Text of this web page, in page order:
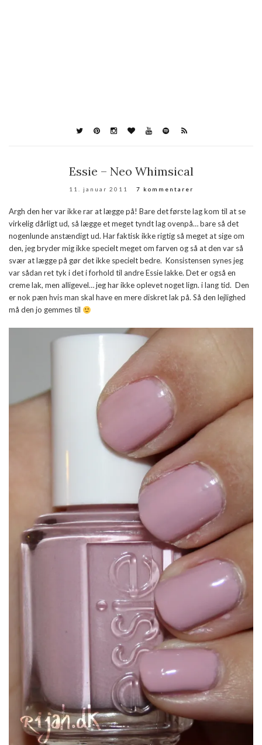
Essie – Neo Whimsical
11. januar 2011 7 kommentarer
Argh den her var ikke rar at lægge på! Bare det første lag kom til at se
virkelig dårligt ud, så lægge et meget tyndt lag ovenpå… bare så det
nogenlunde anstændigt ud. Har faktisk ikke rigtig så meget at sige om
den, jeg bryder mig ikke specielt meget om farven og så at den var så
svær at lægge på gør det ikke specielt bedre. Konsistensen synes jeg
var sådan ret tyk i det i forhold til andre Essie lakke. Det er også en
creme lak, men alligevel… jeg har ikke oplevet noget lign. i lang tid. Den
er nok pæn hvis man skal have en mere diskret lak på. Så den lejlighed
må den jo gemmes til